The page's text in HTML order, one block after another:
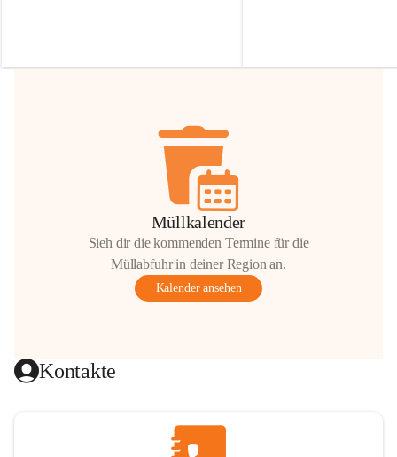
Hilfsbereitschaft!
Müllkalender
Sieh dir die kommenden Termine für die
Müllabfuhr in deiner Region an.
Kalender ansehen
Kontakte